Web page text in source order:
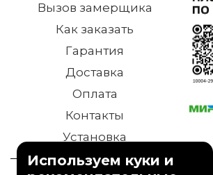
Вызов замерщика
Как заказать
Гарантия
Доставка
Оплата
Контакты
Установка
Используем куки и